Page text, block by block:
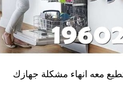
معه انهاء مشكلة جهازك